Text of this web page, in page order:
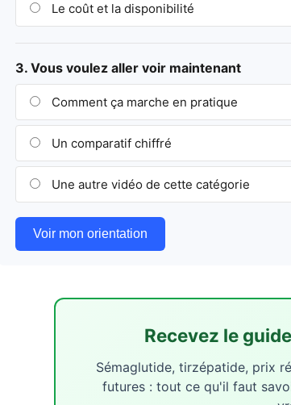
Le coût et la disponibilité
3. Vous voulez aller voir maintenant
Comment ça marche en pratique
Un comparatif chiffré
Une autre vidéo de cette catégorie
Voir mon orientation
Recevez le
Sémaglutide, tirzépatide, prix
futures : tout ce qu'il faut